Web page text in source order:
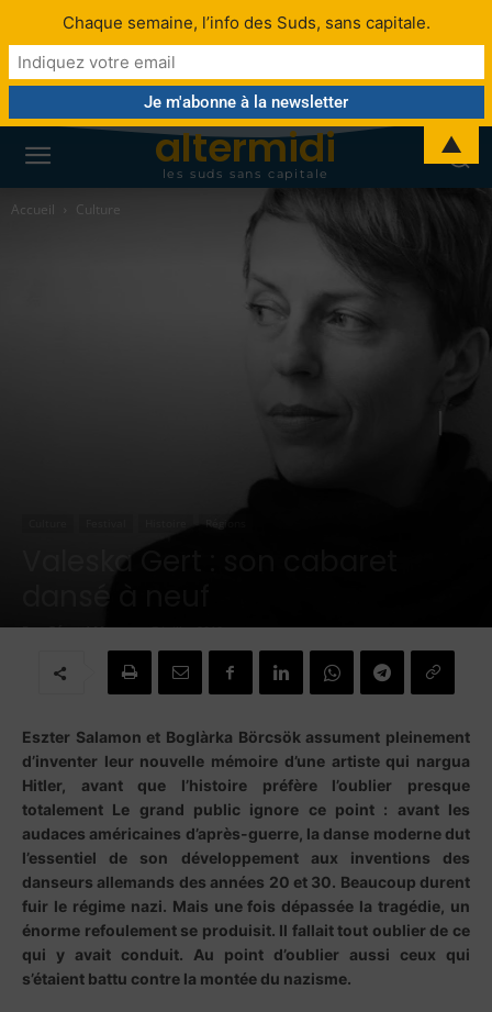
altermidi
les suds sans capitale
Accueil Culture
Régions
Valeska Gert : son cabaret
Par Gérard Mayen - 7 juillet 2019
Eszter Salamon et Boglàrka Börcsök assument pleinement
d’inventer leur nouvelle mémoire d’une artiste qui nargua
Hitler, avant que l’histoire préfère l’oublier presque
totalement Le grand public ignore ce point : avant les
audaces américaines d’après-guerre, la danse moderne dut
l’essentiel de son développement aux inventions des
danseurs allemands des années 20 et 30. Beaucoup durent
fuir le régime nazi. Mais une fois dépassée la tragédie, un
énorme refoulement se produisit. Il fallait tout oublier de ce
qui y avait conduit. Au point d’oublier aussi ceux qui
s’étaient battu contre la montée du nazisme.
Chaque semaine, l’info des Suds, sans capitale.
▲